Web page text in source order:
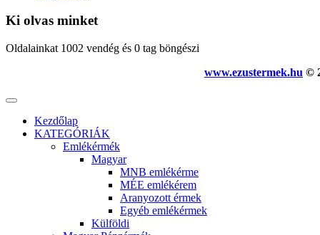
Ki olvas minket
Oldalainkat 1002 vendég és 0 tag böngészi
www.ezustermek.hu ©
Kezdőlap
KATEGÓRIÁK
Emlékérmék
Magyar
MNB emlékérme
MÉE emlékérem
Aranyozott érmek
Egyéb emlékérmek
Külföldi